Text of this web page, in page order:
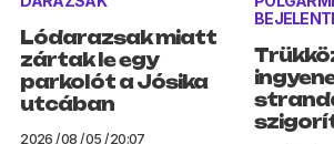
Lódarazsak miatt
zártak le egy
parkolót a Jósika
utcában
2026 / 08 / 05 / 20:07